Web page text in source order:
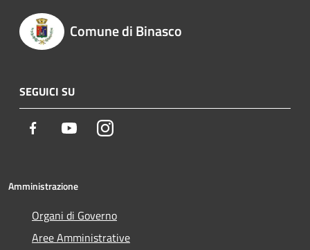
Comune di Binasco
SEGUICI SU
Facebook YoutubeInstagram
Amministrazione
Organi di Governo
Aree Amministrative